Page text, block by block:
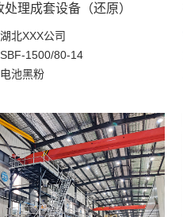
理成套设备（还原）
湖北XXX公司
SBF-1500/80-14
电池黑粉